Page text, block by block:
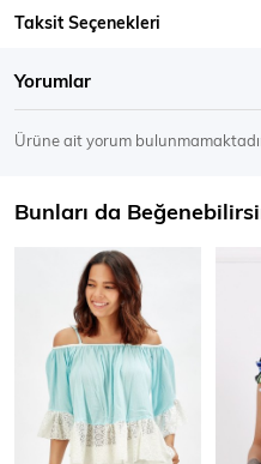
Taksit Seçenekleri
Yorumlar
Ürüne ait yorum
Bunları da